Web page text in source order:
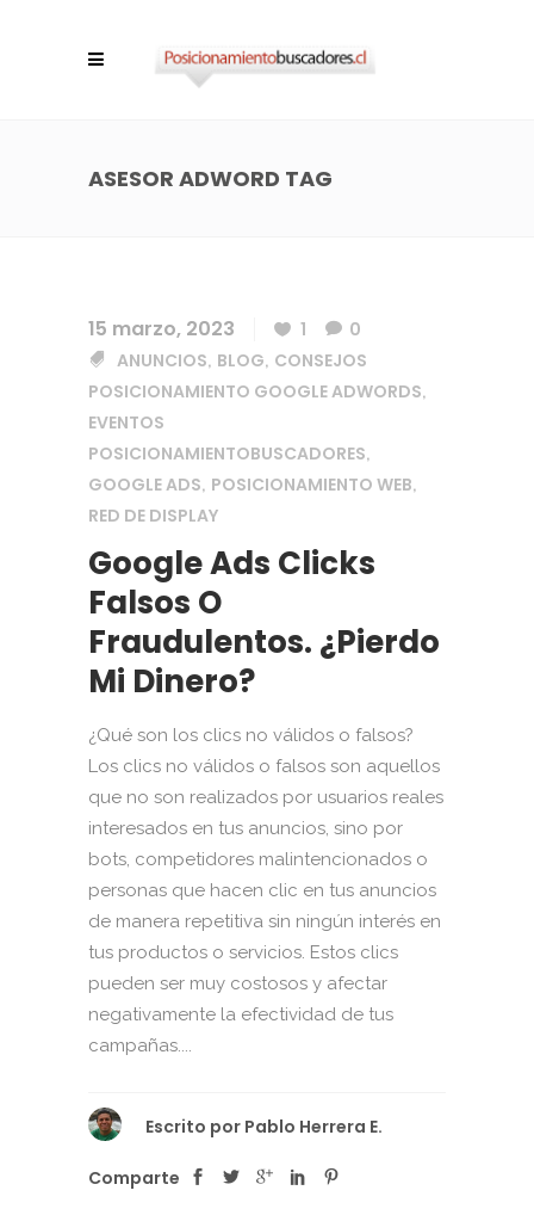
ASESOR ADWORD TAG
15 marzo, 2023 1
0
ANUNCIOS, BLOG, CONSEJOS
POSICIONAMIENTO GOOGLE ADWORDS,
EVENTOS
POSICIONAMIENTOBUSCADORES,
GOOGLE ADS, POSICIONAMIENTO WEB,
RED DE DISPLAY
Google Ads Clicks
Falsos O
Fraudulentos. ¿Pierdo
Mi Dinero?
¿Qué son los clics no válidos o falsos?
Los clics no válidos o falsos son aquellos
que no son realizados por usuarios reales
interesados en tus anuncios, sino por
bots, competidores malintencionados o
personas que hacen clic en tus anuncios
de manera repetitiva sin ningún interés en
tus productos o servicios. Estos clics
pueden ser muy costosos y afectar
negativamente la efectividad de tus
campañas....
Escrito por Pablo Herrera E.
Comparte